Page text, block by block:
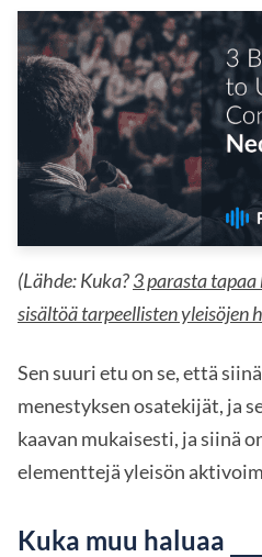
(Lähde: Kuka?3 parasta
sisältöä tarpeellisten yleisöjen
Sen suuri etu on se, että
menestyksen osatekijät, ja
kaavan mukaisesti, ja siinä
elementtejä yleisön
Kuka muu haluaa